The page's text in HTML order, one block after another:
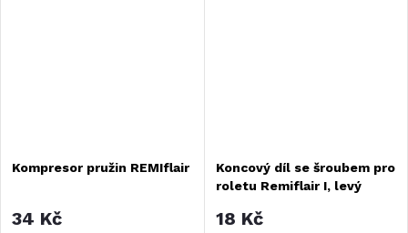
Kompresor pružin REMIflair
34 Kč
Koncový díl se šroubem pro
roletu Remiflair I, levý
18 Kč